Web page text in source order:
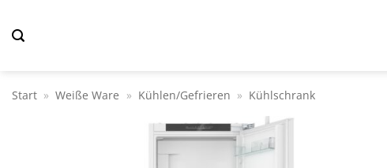
Inhalt
Start » Weiße Ware » Kühlen/Gefrieren » Kühlschrank